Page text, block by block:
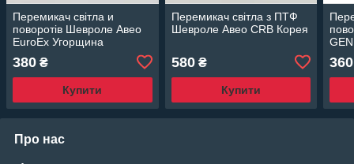
Перемикач світла и
поворотів Шевроле Авео
EuroEx Угорщина
380 ₴
Купити
Перемикач світла з ПТФ
Шевроле Авео CRB Корея
580₴
Купити
360
Про нас